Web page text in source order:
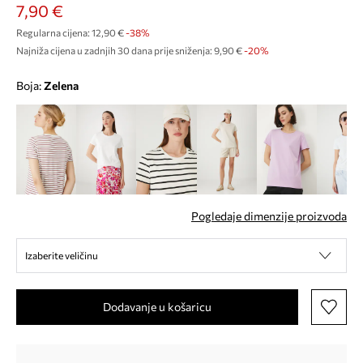
7,90 €
Regularna cijena: 12,90 €-38%
Najniža cijena u zadnjih 30 dana prije sniženja: 9,90 € -20%
Boja: zelena
Pogledaje dimenzije proizvoda
Izaberite veličinu
Dodavanje u košaricu